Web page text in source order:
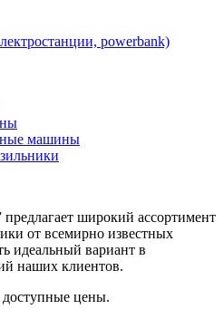
powerbank)
машины
широкий ассортимент
от всемирно известных
идеальный вариант в
наших клиентов.
цены.